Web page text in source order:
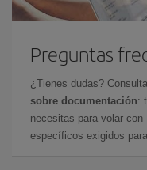
Preguntas
¿Tienes dudas?
sobre documentación:
necesitas para volar
específicos exigidos